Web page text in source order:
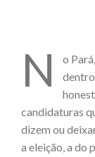
N
o
dentro
candidaturas
dizem ou
a eleição, a do